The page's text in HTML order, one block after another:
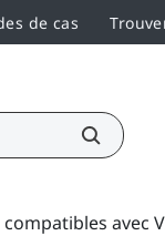
de cas
avec